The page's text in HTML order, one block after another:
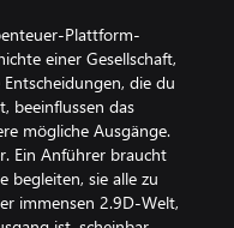
Plattform-
einer Gesellschaft,
die du
beeinflussen das
mögliche Ausgänge.
Ein Anführer braucht
begleiten, sie alle zu
immensen 2.9D-Welt,